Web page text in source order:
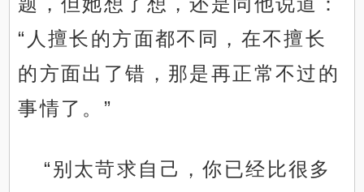
“人擅长的方面都不同，在不擅长
的方面出了错，那是再正常不过的
事情了。”
“别太苛求自己，你已经比很多